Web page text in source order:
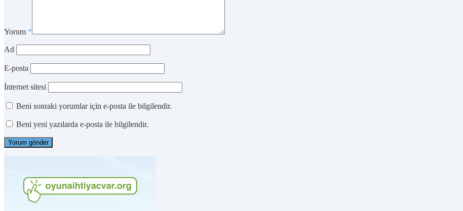
Yorum *
Ad
E-posta
İnternet sitesi
Beni sonraki yorumlar için e-posta ile bilgilendir.
Beni yeni yazılarda e-posta ile bilgilendir.